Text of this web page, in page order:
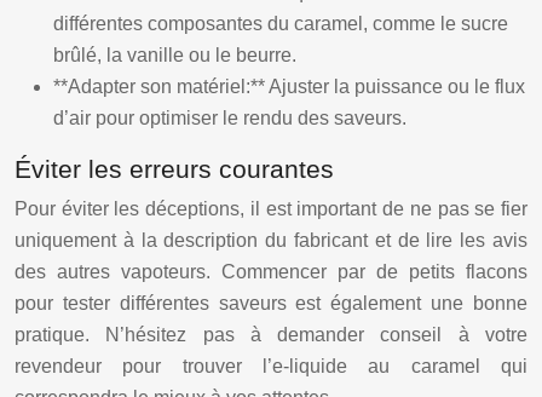
différentes composantes du caramel, comme le sucre
brûlé, la vanille ou le beurre.
**Adapter son matériel:** Ajuster la puissance ou le flux
d’air pour optimiser le rendu des saveurs.
Éviter les erreurs courantes
Pour éviter les déceptions, il est important de ne pas se fier
uniquement à la description du fabricant et de lire les avis
des autres vapoteurs. Commencer par de petits flacons
pour tester différentes saveurs est également une bonne
pratique. N’hésitez pas à demander conseil à votre
revendeur pour trouver l’e-liquide au caramel qui